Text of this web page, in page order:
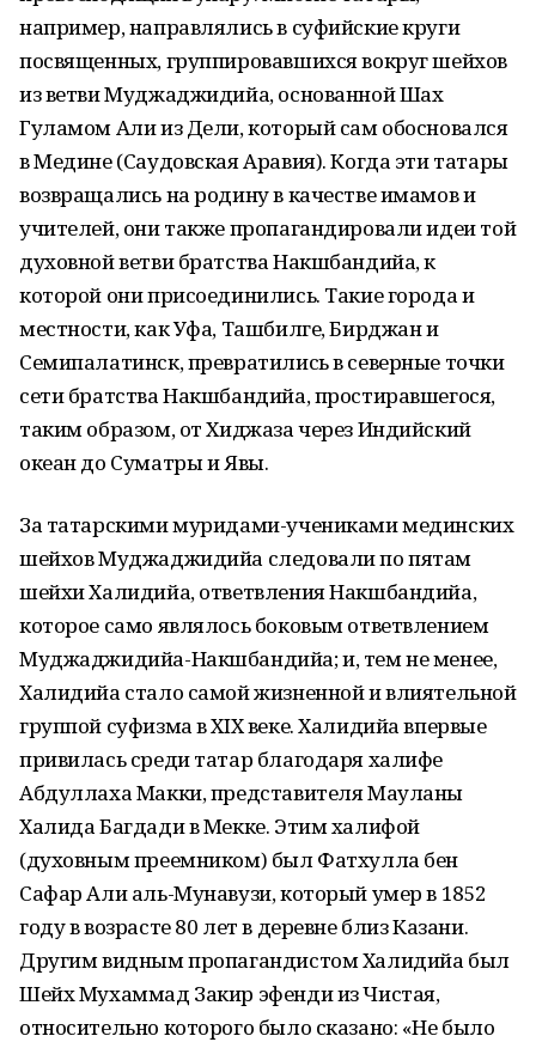
например, направлялись в суфийские круги
посвященных, группировавшихся вокруг шейхов
из ветви Муджаджидийа, основанной Шах
Гуламом Али из Дели, который сам обосновался
в Медине (Саудовская Аравия). Когда эти татары
возвращались на родину в качестве имамов и
учителей, они также пропагандировали идеи той
духовной ветви братства Накшбандийа, к
которой они присоединились. Такие города и
местности, как Уфа, Ташбилге, Бирджан и
Семипалатинск, превратились в северные точки
сети братства Накшбандийа, простиравшегося,
таким образом, от Хиджаза через Индийский
океан до Суматры и Явы.
За татарскими муридами-учениками мединских
шейхов Муджаджидийа следовали по пятам
шейхи Халидийа, ответвления Накшбандийа,
которое само являлось боковым ответвлением
Муджаджидийа-Накшбандийа; и, тем не менее,
Халидийа стало самой жизненной и влиятельной
группой суфизма в XIX веке. Халидийа впервые
привилась среди татар благодаря халифе
Абдуллаха Макки, представителя Мауланы
Халида Багдади в Мекке. Этим халифой
(духовным преемником) был Фатхулла бен
Сафар Али аль-Мунавузи, который умер в 1852
году в возрасте 80 лет в деревне близ Казани.
Другим видным пропагандистом Халидийа был
Шейх Мухаммад Закир эфенди из Чистая,
относительно которого было сказано: «Не было